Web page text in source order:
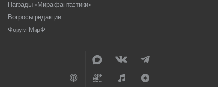
Награды «Мира фантастики»
Вопросы редакции
Форум МирФ